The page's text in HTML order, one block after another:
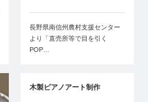
長野県南信州農村支援センター
より「直売所等で目を引く
POP…
木製ピアノアート制作